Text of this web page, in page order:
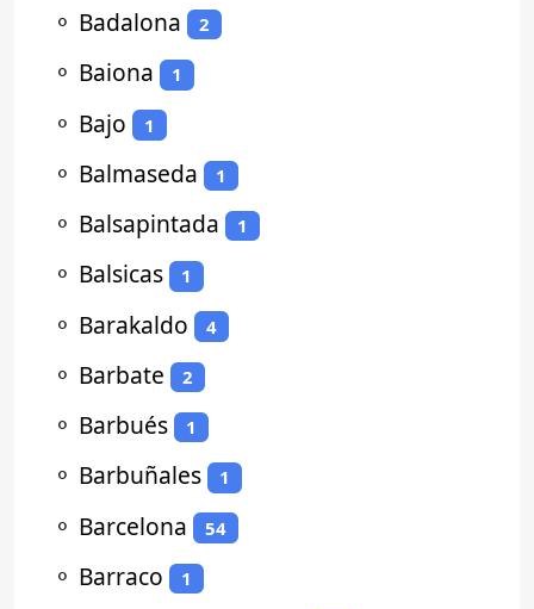
⚬ Badalona 2
⚬ Baiona 1
⚬ Bajo 1
⚬ Balmaseda 1
⚬ Balsapintada 1
⚬ Balsicas 1
⚬ Barakaldo 4
⚬ Barbate 2
⚬ Barbués 1
⚬ Barbuñales 1
⚬ Barcelona 54
⚬ Barraco 1